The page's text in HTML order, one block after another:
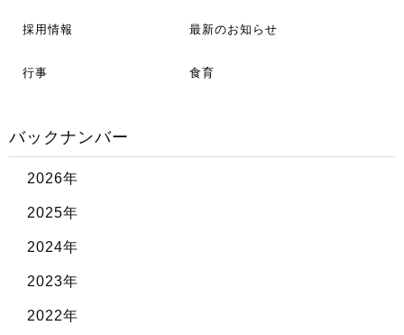
採用情報 最新のお知らせ
行事 食育
バックナンバー
2026年
2025年
2024年
2023年
2022年